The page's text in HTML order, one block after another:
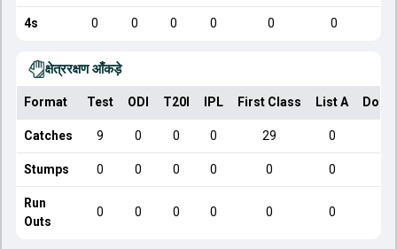
4s 0 0 0 0 0 0
क्षेत्ररक्षण आँकड़े
Format Test ODI T20I IPL First Class List A
Catches 9 0 0 0 29 0
Stumps 0 0 0 0 0 0
Run
Outs
0 0 0 0 0 0